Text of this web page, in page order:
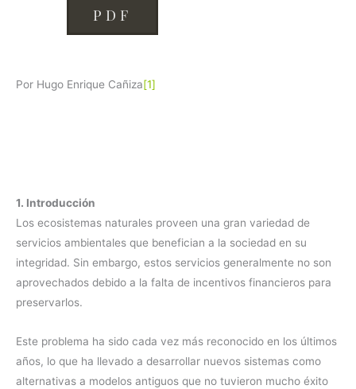
PDF
Por Hugo Enrique Cañiza[1]
1. Introducción
Los ecosistemas naturales proveen una gran variedad de
servicios ambientales que benefician a la sociedad en su
integridad. Sin embargo, estos servicios generalmente no son
aprovechados debido a la falta de incentivos financieros para
preservarlos.
Este problema ha sido cada vez más reconocido en los últimos
años, lo que ha llevado a desarrollar nuevos sistemas como
alternativas a modelos antiguos que no tuvieron mucho éxito